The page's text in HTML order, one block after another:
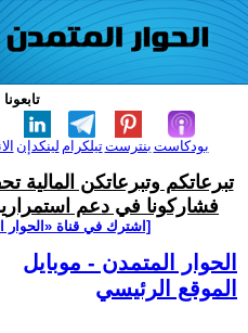
لينكدإن تيلكرامبنترست بودكاست
تبرعاتكم وتبرعاتكن المالية
فشاركونا في دعم
[اشترك في قناة ‫«الحوار
الحوار المتمدن - موبايل
الموقع الرئيسي